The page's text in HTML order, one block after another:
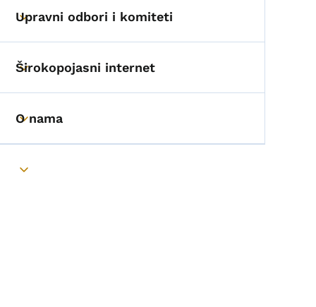
Toggle submenu
Upravni odbori i komiteti
Toggle submenu
Širokopojasni internet
Toggle submenu
O nama
Toggle submenu